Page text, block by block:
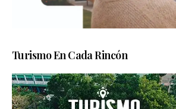
Turismo En Cada Rincón